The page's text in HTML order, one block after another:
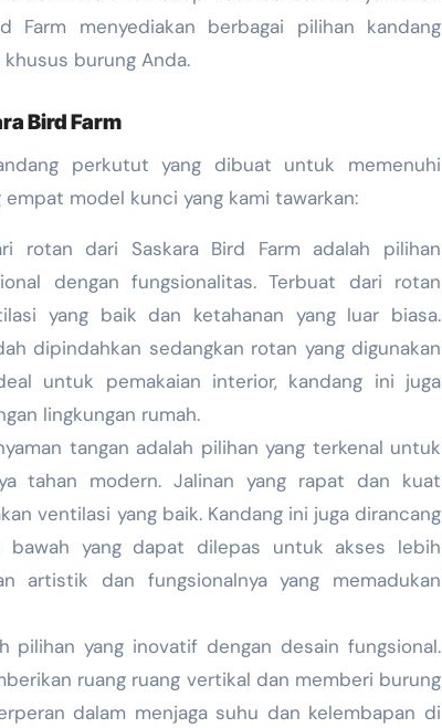
Farm menyediakan berbagai pilihan kandang
burung Anda.
Bird Farm
perkutut yang dibuat untuk memenuhi
model kunci yang kami tawarkan:
rotan dari Saskara Bird Farm adalah pilihan
dengan fungsionalitas. Terbuat dari rotan
yang baik dan ketahanan yang luar biasa.
dipindahkan sedangkan rotan yang digunakan
untuk pemakaian interior, kandang ini juga
lingkungan rumah.
tangan adalah pilihan yang terkenal untuk
tahan modern. Jalinan yang rapat dan kuat
ventilasi yang baik. Kandang ini juga dirancang
bawah yang dapat dilepas untuk akses lebih
artistik dan fungsionalnya yang memadukan
pilihan yang inovatif dengan desain fungsional.
ruang ruang vertikal dan memberi burung
dalam menjaga suhu dan kelembapan di